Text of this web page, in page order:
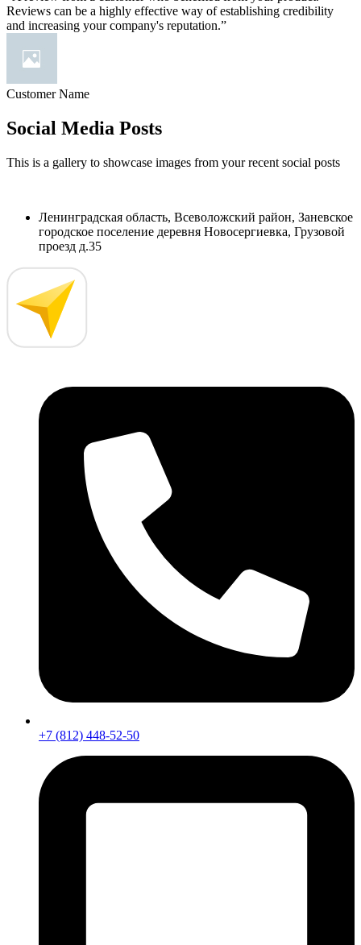
Reviews can be a highly effective way of establishing credibility
and increasing your company's reputation.”
Customer Name
Social Media Posts
This is a gallery to showcase images from your recent social posts
Ленинградская область, Всеволожский район, Заневское
городское поселение деревня Новосергиевка, Грузовой
проезд д.35
+7 (812) 448-52-50